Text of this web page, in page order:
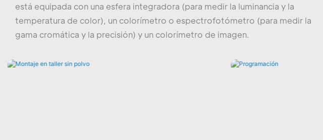
está equipada con una esfera integradora (para medir la luminancia y la
temperatura de color), un colorímetro o espectrofotómetro (para medir la
gama cromática y la precisión) y un colorímetro de imagen.